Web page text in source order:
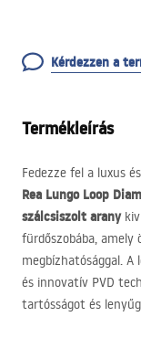
Kérdezzen a
Termékleírás
Fedezze fel a luxus
Rea Lungo Loop
szálcsiszolt arany
fürdőszobába,
megbízhatósággal. A
és innovatív PVD
tartósságot és